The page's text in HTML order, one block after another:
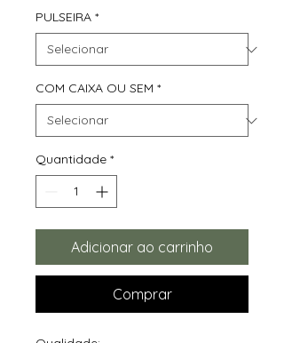
PULSEIRA *
COM CAIXA OU SEM *
Quantidade *
Adicionar ao carrinho
Comprar